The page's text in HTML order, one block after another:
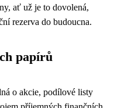
ať už je to dovolená,
rezerva do budoucna.
papírů
o akcie, podílové listy